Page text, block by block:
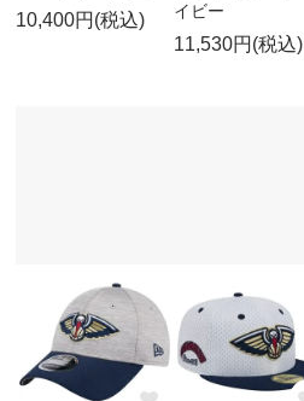
10,400円(税込)
イビー
11,530円(税込)